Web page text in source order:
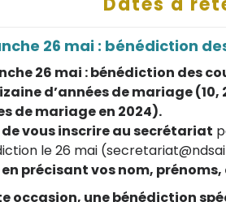
26 mai : bénédiction
26 mai : bénédiction des
d’années de mariage (10,
de mariage en 2024).
de vous inscrire au secrétariat
le 26 mai
précisant vos nom,
occasion, une bénédiction